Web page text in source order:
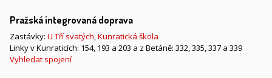
Pražská integrovaná doprava
Zastávky: U Tří svatých,Kunratická škola
Linky v Kunraticích: 154, 193 a 203 a z Betáně: 332, 335, 337 a 339
Vyhledat spojení